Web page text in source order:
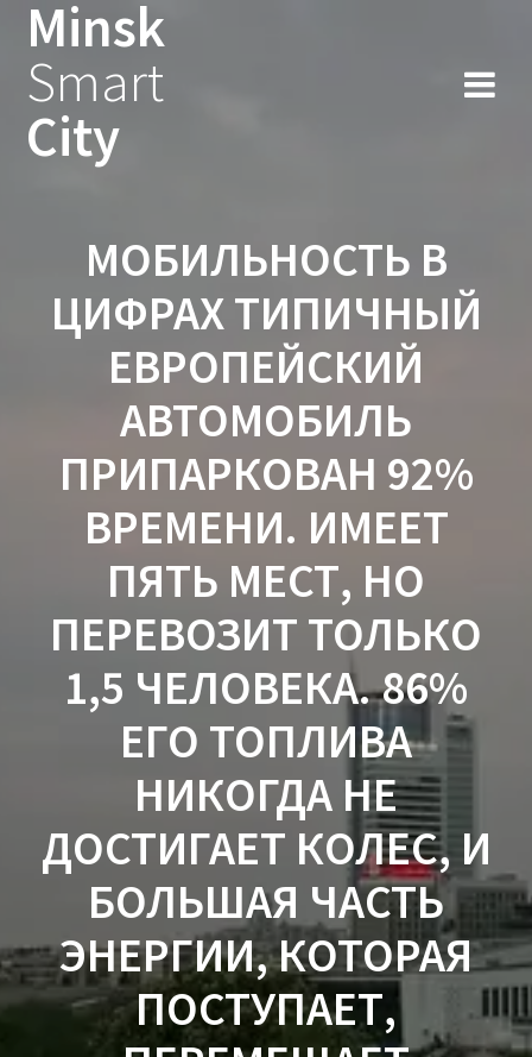
Minsk
Smart
City
МОБИЛЬНОСТЬ В
ЦИФРАХ ТИПИЧНЫЙ
ЕВРОПЕЙСКИЙ
АВТОМОБИЛЬ
ПРИПАРКОВАН 92%
ВРЕМЕНИ. ИМЕЕТ
ПЯТЬ МЕСТ, НО
ПЕРЕВОЗИТ ТОЛЬКО
1,5 ЧЕЛОВЕКА. 86%
ЕГО ТОПЛИВА
НИКОГДА НЕ
ДОСТИГАЕТ КОЛЕС, И
БОЛЬШАЯ ЧАСТЬ
ЭНЕРГИИ, КОТОРАЯ
ПОСТУПАЕТ,